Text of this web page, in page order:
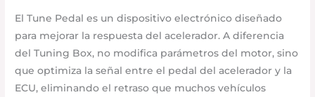
El Tune Pedal es un dispositivo electrónico diseñado
para mejorar la respuesta del acelerador. A diferencia
del Tuning Box, no modifica parámetros del motor, sino
que optimiza la señal entre el pedal del acelerador y la
ECU, eliminando el retraso que muchos vehículos